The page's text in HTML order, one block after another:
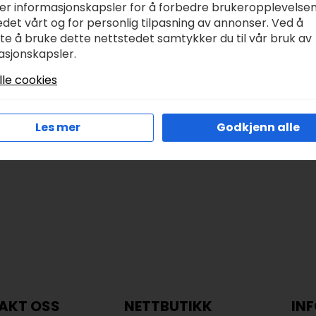
symaskinolje
70,00
Legg I Handlekurv
Prym Ergonomics
rundpinne 60cm – 6,0
Legg I Handlekurv
OSS NETTBUTIKK
informasjonskapsler for å forbedre
vårt og for personlig tilpasning av annonser. Ved å
å bruke dette nettstedet samtykker du til vår bruk av
cookies
Les mer Godkjenn alle